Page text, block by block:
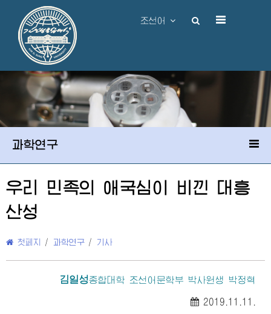
조선어
과학연구
우리 민족의 애국심이 비낀 대흥
산성
첫페지 / 과학연구 / 기사
김일성종합대학 조선어문학부 박사원생 박정혁
2019.11.11.